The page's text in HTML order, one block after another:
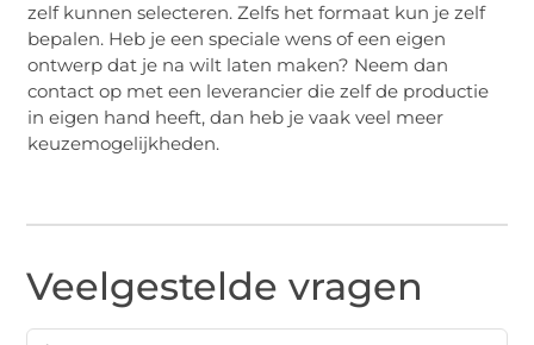
zelf kunnen selecteren. Zelfs het formaat kun je zelf
bepalen. Heb je een speciale wens of een eigen
ontwerp dat je na wilt laten maken? Neem dan
contact op met een leverancier die zelf de productie
in eigen hand heeft, dan heb je vaak veel meer
keuzemogelijkheden.
Veelgestelde vragen